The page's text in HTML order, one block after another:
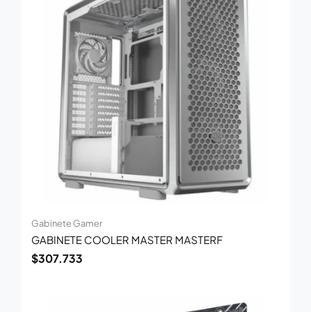
Gabinete Gamer
GABINETE COOLER MASTER MASTERF
$307.733